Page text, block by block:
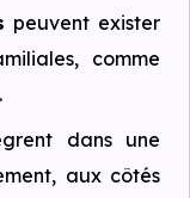
peuvent exister
comme
dans une
aux côtés